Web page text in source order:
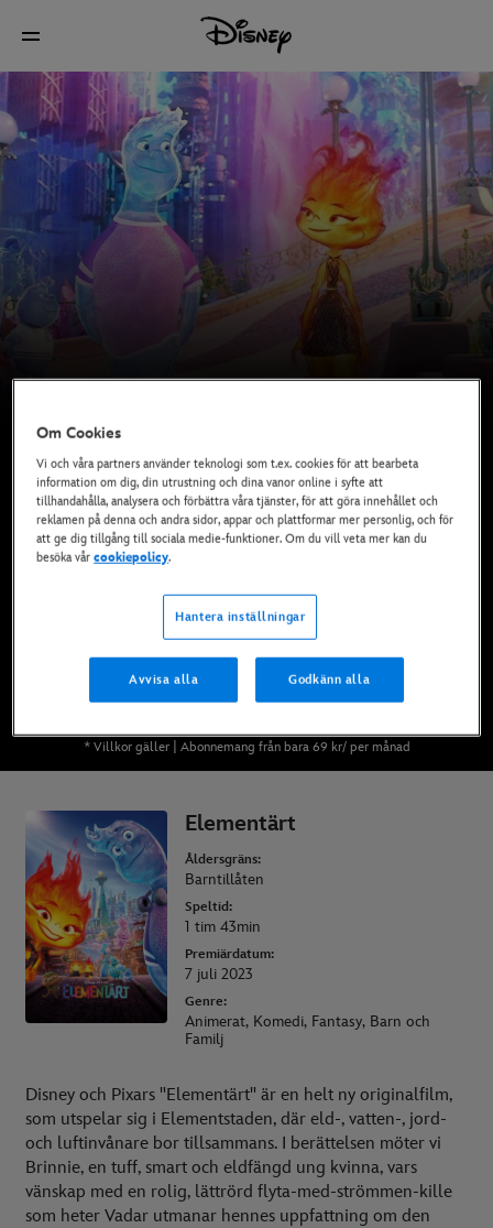
Finns nu på Disney+*, DVD och Blu-Ray och
digitalt
SE PÅ DISNEY+
KÖP FILMEN
* Villkor gäller | Abonnemang från bara 69 kr/ per månad
Elementärt
Åldersgräns:
Barntillåten
Speltid:
1 tim 43min
Premiärdatum:
7 juli 2023
Genre:
Animerat, Komedi, Fantasy, Barn och
Familj
Disney och Pixars "Elementärt" är en helt ny originalfilm,
som utspelar sig i Elementstaden, där eld-, vatten-, jord-
och luftinvånare bor tillsammans. I berättelsen möter vi
Brinnie, en tuff, smart och eldfängd ung kvinna, vars
vänskap med en rolig, lättrörd flyta-med-strömmen-kille
som heter Vadar utmanar hennes uppfattning om den
Om Cookies
Vi och våra partners använder teknologi som t.ex. cookies för att bearbeta
information om dig, din utrustning och dina vanor online i syfte att
tillhandahålla, analysera och förbättra våra tjänster, för att göra innehållet och
reklamen på denna och andra sidor, appar och plattformar mer personlig, och för
att ge dig tillgång till sociala medie-funktioner. Om du vill veta mer kan du
besöka vårcookiepolicy.
Hantera inställningar
Avvisa alla Godkänn alla